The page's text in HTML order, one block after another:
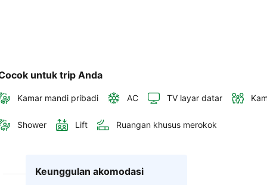
untuk trip Anda
Kamar mandi pribadi AC TV layar datar
Shower Lift Ruangan khusus merokok
Keunggulan akomodasi